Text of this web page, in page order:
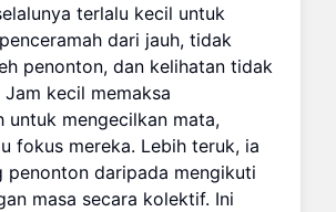
terlalu kecil untuk
dari jauh, tidak
penonton, dan kelihatan tidak
kecil memaksa
untuk mengecilkan mata,
fokus mereka. Lebih teruk, ia
penonton daripada mengikuti
masa secara kolektif. Ini